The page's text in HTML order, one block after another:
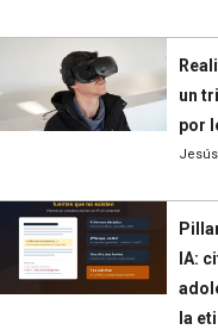
un
por
IA:
la